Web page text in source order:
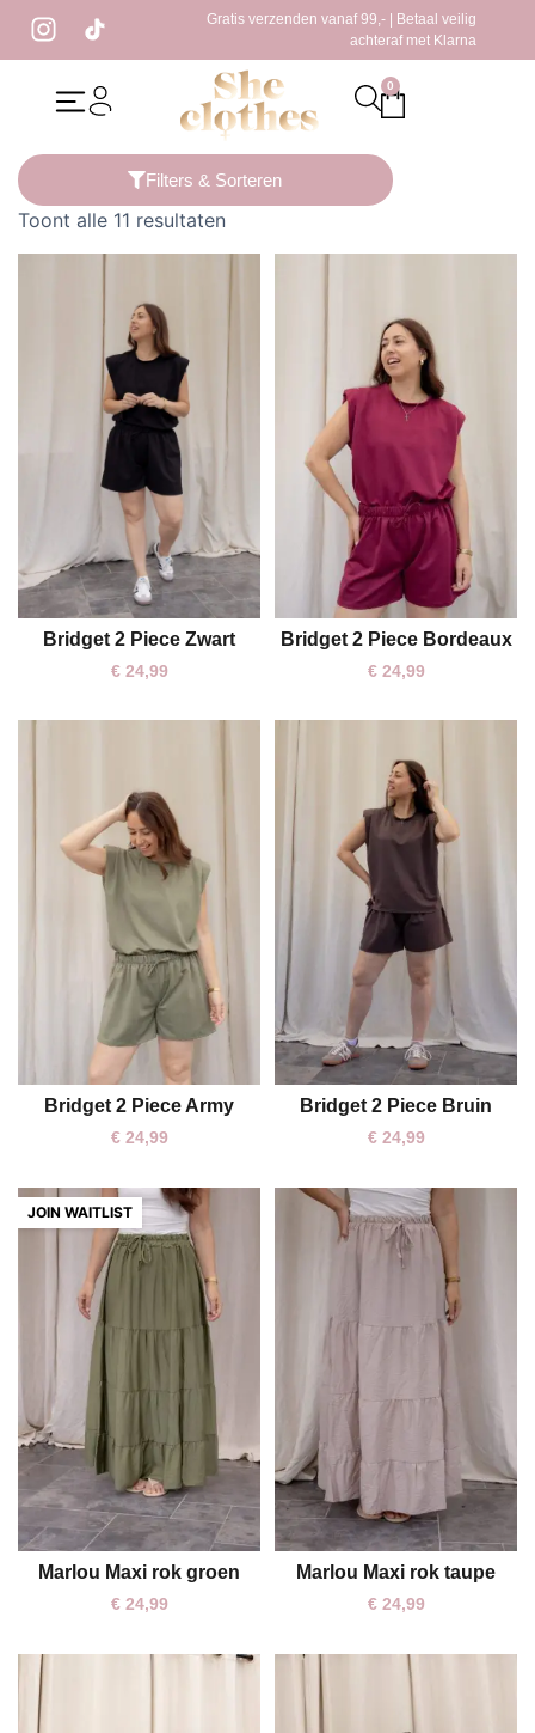
Gratis verzenden vanaf 99,- | Betaal veilig
achteraf met Klarna
0
/ Producten getagged “zomer outfit”
Filters & Sorteren
Toont alle 11 resultaten
One size
Bridget 2 Piece Zwart
€24,99
One size
Bridget 2 Piece Bordeaux
€24,99
One size
Bridget 2 Piece Army
€24,99
One size
Bridget 2 Piece Bruin
€24,99
Marlou Maxi rok groen
€24,99
One size
Marlou Maxi rok taupe
€24,99